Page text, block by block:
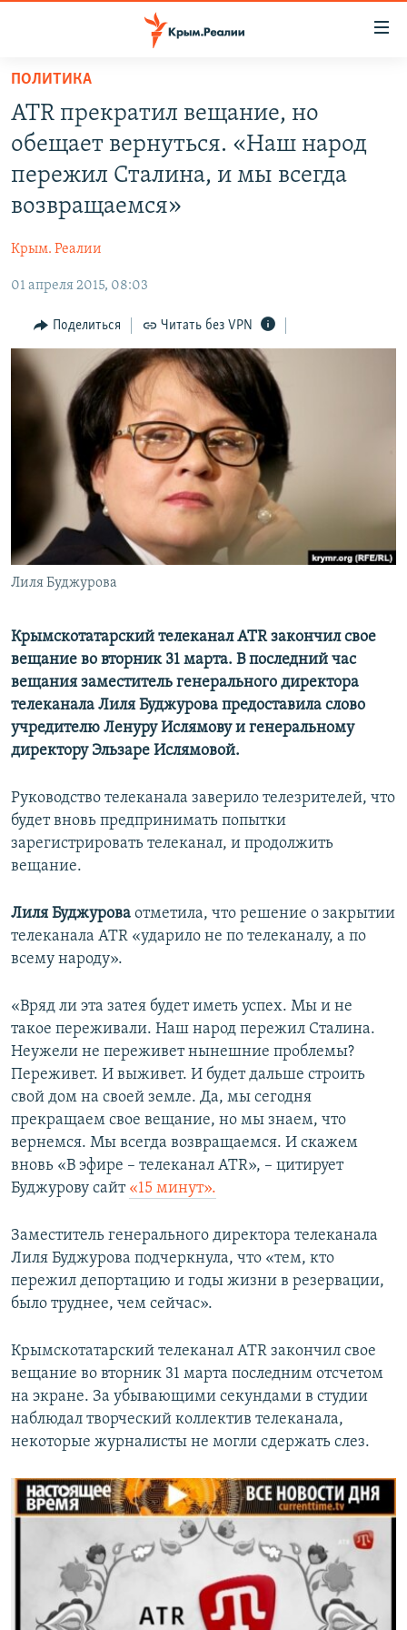
Вернуться
основному
содержанию
главной
Вернутся
СПЕЦПРОЕКТЫ
ИНФОГРАФИКА
ТЕЛЕПРОЕКТ КРЫМ.РЕАЛИИ
СОВЕТЫ ПРАВОЗАЩИТНИКОВ
ПРОПАВШИЕ БЕЗ ВЕСТИ
ПОБЕДИТЕЛЕЙ НЕ СУДЯТ?
КРЫМ.НЕПОКОРЕННЫЙ
УКРАИНСКАЯ ПРОБЛЕМА КРЫМА
РАДІО СВОБОДА
КАК ОБОЙТИ БЛОКИРОВКУ
Qırımtatar
ПРИСОЕДИНЯЙТЕСЬ!
Все сайты RFE/RL
ПОЛИТИКА
ATR прекратил вещание, но
обещает вернуться. «Наш народ
пережил Сталина, и мы всегда
возвращаемся»
Крым. Реалии
01 апреля 2015, 08:03
Поделиться Читать без VPN
Лиля Буджурова
Крымскотатарский телеканал ATR закончил свое
вещание во вторник 31 марта. В последний час
вещания заместитель генерального директора
телеканала Лиля Буджурова предоставила слово
учредителю Ленуру Ислямову и генеральному
директору Эльзаре Ислямовой.
Руководство телеканала заверило телезрителей, что
будет вновь предпринимать попытки
зарегистрировать телеканал, и продолжить
вещание.
Лиля Буджурова отметила, что решение о закрытии
телеканала ATR «ударило не по телеканалу, а по
всему народу».
«Вряд ли эта затея будет иметь успех. Мы и не
такое переживали. Наш народ пережил Сталина.
Неужели не переживет нынешние проблемы?
Переживет. И выживет. И будет дальше строить
свой дом на своей земле. Да, мы сегодня
прекращаем свое вещание, но мы знаем, что
вернемся. Мы всегда возвращаемся. И скажем
вновь «В эфире – телеканал ATR», – цитирует
Буджурову сайт «15 минут».
Заместитель генерального директора телеканала
Лиля Буджурова подчеркнула, что «тем, кто
пережил депортацию и годы жизни в резервации,
было труднее, чем сейчас».
Крымскотатарский телеканал ATR закончил свое
вещание во вторник 31 марта последним отсчетом
на экране. За убывающими секундами в студии
наблюдал творческий коллектив телеканала,
некоторые журналисты не могли сдержать слез.